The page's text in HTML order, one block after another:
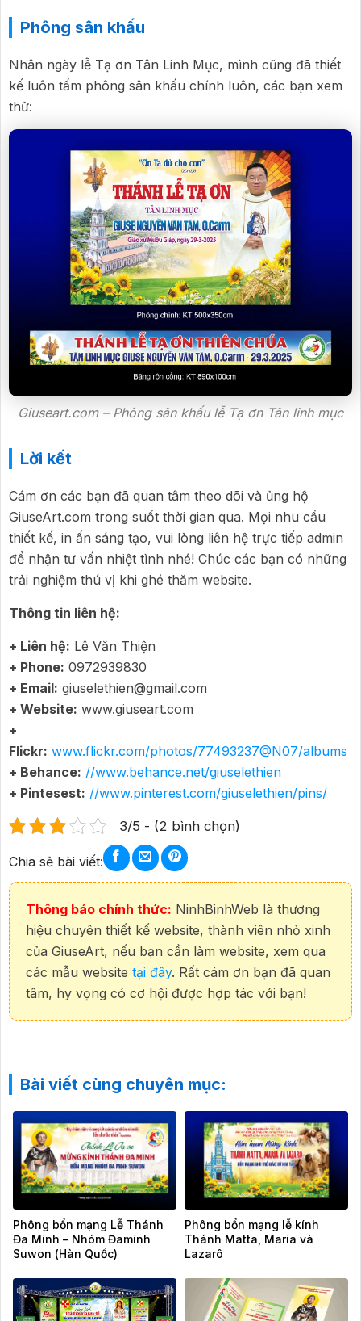
Phông sân khấu
Nhân ngày lễ Tạ ơn Tân Linh Mục, mình cũng đã thiết
kế luôn tấm phông sân khấu chính luôn, các bạn xem
thử:
Giuseart.com – Phông sân khấu lễ Tạ ơn Tân linh mục
Lời kết
Cám ơn các bạn đã quan tâm theo dõi và ủng hộ
GiuseArt.com trong suốt thời gian qua. Mọi nhu cầu
thiết kế, in ấn sáng tạo, vui lòng liên hệ trực tiếp admin
để nhận tư vấn nhiệt tình nhé! Chúc các bạn có những
trải nghiệm thú vị khi ghé thăm website.
Thông tin liên hệ:
+ Liên hệ: Lê Văn Thiện
+ Phone: 0972939830
+ Email: giuselethien@gmail.com
+ Website: www.giuseart.com
+
Flickr: www.flickr.com/photos/77493237@N07/albums
+ Behance: //www.behance.net/giuselethien
+ Pintesest: //www.pinterest.com/giuselethien/pins/
3/5 - (2 bình chọn)
Chia sẻ bài viết:
Thông báo chính thức: NinhBinhWeb là thương
hiệu chuyên thiết kế website, thành viên nhỏ xinh
của GiuseArt, nếu bạn cần làm website, xem qua
các mẫu website tại đây. Rất cám ơn bạn đã quan
tâm, hy vọng có cơ hội được hợp tác với bạn!
Bài viết cùng chuyên mục:
Phông bổn mạng Lễ Thánh
Đa Minh – Nhóm Đaminh
Suwon (Hàn Quốc)
Phông bổn mạng lễ kính
Thánh Matta, Maria và
Lazarô